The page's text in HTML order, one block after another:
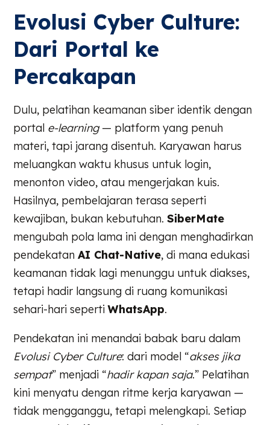
Evolusi Cyber Culture:
Dari Portal ke
Percakapan
Dulu, pelatihan keamanan siber identik dengan
portal e-learning— platform yang penuh
materi, tapi jarang disentuh. Karyawan harus
meluangkan waktu khusus untuk login,
menonton video, atau mengerjakan kuis.
Hasilnya, pembelajaran terasa seperti
kewajiban, bukan kebutuhan.SiberMate
mengubah pola lama ini dengan menghadirkan
pendekatanAI Chat-Native, di mana edukasi
keamanan tidak lagi menunggu untuk diakses,
tetapi hadir langsung di ruang komunikasi
sehari-hari sepertiWhatsApp.
Pendekatan ini menandai babak baru dalam
Evolusi Cyber Culture: dari model “akses jika
sempat” menjadi “hadir kapan saja.” Pelatihan
kini menyatu dengan ritme kerja karyawan —
tidak mengganggu, tetapi melengkapi. Setiap